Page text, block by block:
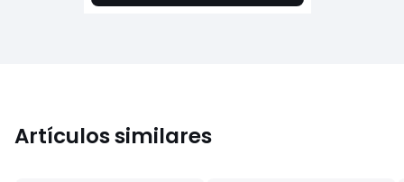
Artículos similares